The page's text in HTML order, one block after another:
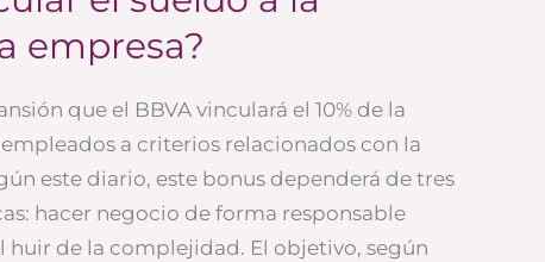
empresa?
que el BBVA vinculará el 10% de la
a criterios relacionados con la
este diario, este bonus dependerá de tres
hacer negocio de forma responsable
huir de la complejidad. El objetivo, según